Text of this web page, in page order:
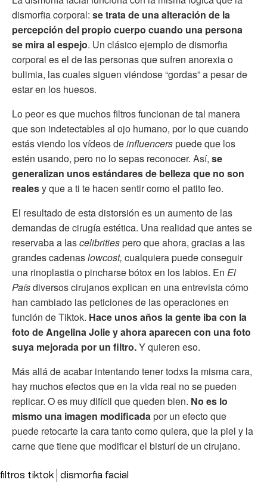
dismorfia corporal: se trata de una alteración de la
percepción del propio cuerpo cuando una persona
se mira al espejo. Un clásico ejemplo de dismorfia
corporal es el de las personas que sufren anorexia o
bulimia, las cuales siguen viéndose “gordas” a pesar de
estar en los huesos.
Lo peor es que muchos filtros funcionan de tal manera
que son indetectables al ojo humano, por lo que cuando
estás viendo los vídeos deinfluencerspuede que los
estén usando, pero no lo sepas reconocer. Así, se
generalizan unos estándares de belleza que no son
realesy que a ti te hacen sentir como el patito feo.
El resultado de esta distorsión es un aumento de las
demandas de cirugía estética. Una realidad que antes se
reservaba a lascelibritiespero que ahora, gracias a las
grandes cadenaslowcost, cualquiera puede conseguir
una rinoplastia o pincharse bótox en los labios. En El
Paísdiversos cirujanos explican en una entrevista cómo
han cambiado las peticiones de las operaciones en
función de Tiktok. Hace unos años la gente iba con la
foto de Angelina Jolie y ahora aparecen con una foto
suya mejorada por un filtro.Y quieren eso.
Más allá de acabar intentando tener todxs la misma cara,
hay muchos efectos que en la vida real no se pueden
replicar. O es muy difícil que queden bien. No es lo
mismo una imagen modificadapor un efecto que
puede retocarte la cara tanto como quiera, que la piel y la
carne que tiene que modificar el bisturí de un cirujano.
filtros tiktok dismorfia facial